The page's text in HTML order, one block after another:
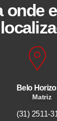
onde
Belo
Matriz
(31) 2511-